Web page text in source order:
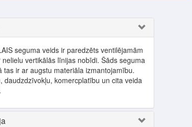
seguma veids ir paredzēts ventilējamām
vertikālās līnijas nobīdi. Šāds seguma
ir ar augstu materiāla izmantojamību.
daudzdzīvokļu, komercplatību un cita veida